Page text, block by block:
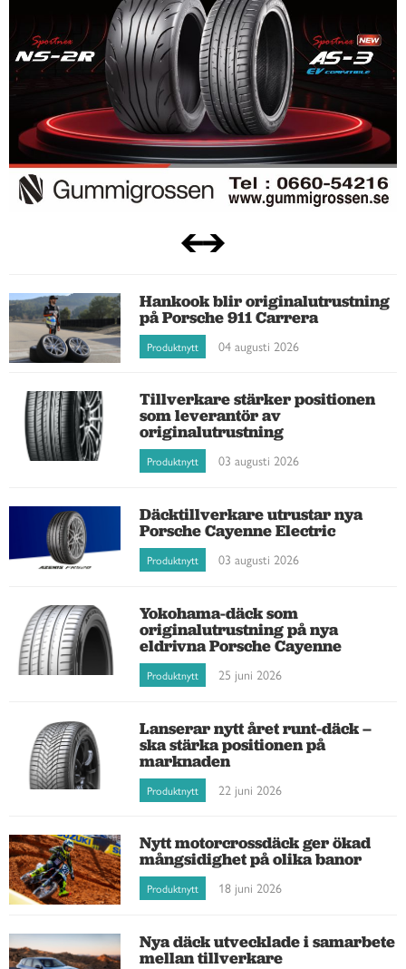
Hankook blir originalutrustning
på Porsche 911 Carrera
Produktnytt 04 augusti 2026
Tillverkare stärker positionen
som leverantör av
originalutrustning
Produktnytt 03 augusti 2026
Däcktillverkare utrustar nya
Porsche Cayenne Electric
Produktnytt 03 augusti 2026
Yokohama-däck som
originalutrustning på nya
eldrivna Porsche Cayenne
Produktnytt 25 juni 2026
Lanserar nytt året runt-däck –
ska stärka positionen på
marknaden
Produktnytt 22 juni 2026
Nytt motorcrossdäck ger ökad
mångsidighet på olika banor
Produktnytt 18 juni 2026
Nya däck utvecklade i samarbete
mellan tillverkare